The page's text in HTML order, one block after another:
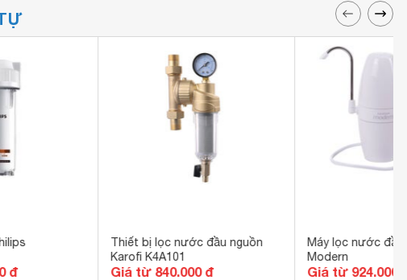
đ
Thiết bị lọc nước đầu nguồn
Karofi K4A101
Giá từ 840.000 đ
Máy lọc nước
Modern
Giá từ 924.000 đ